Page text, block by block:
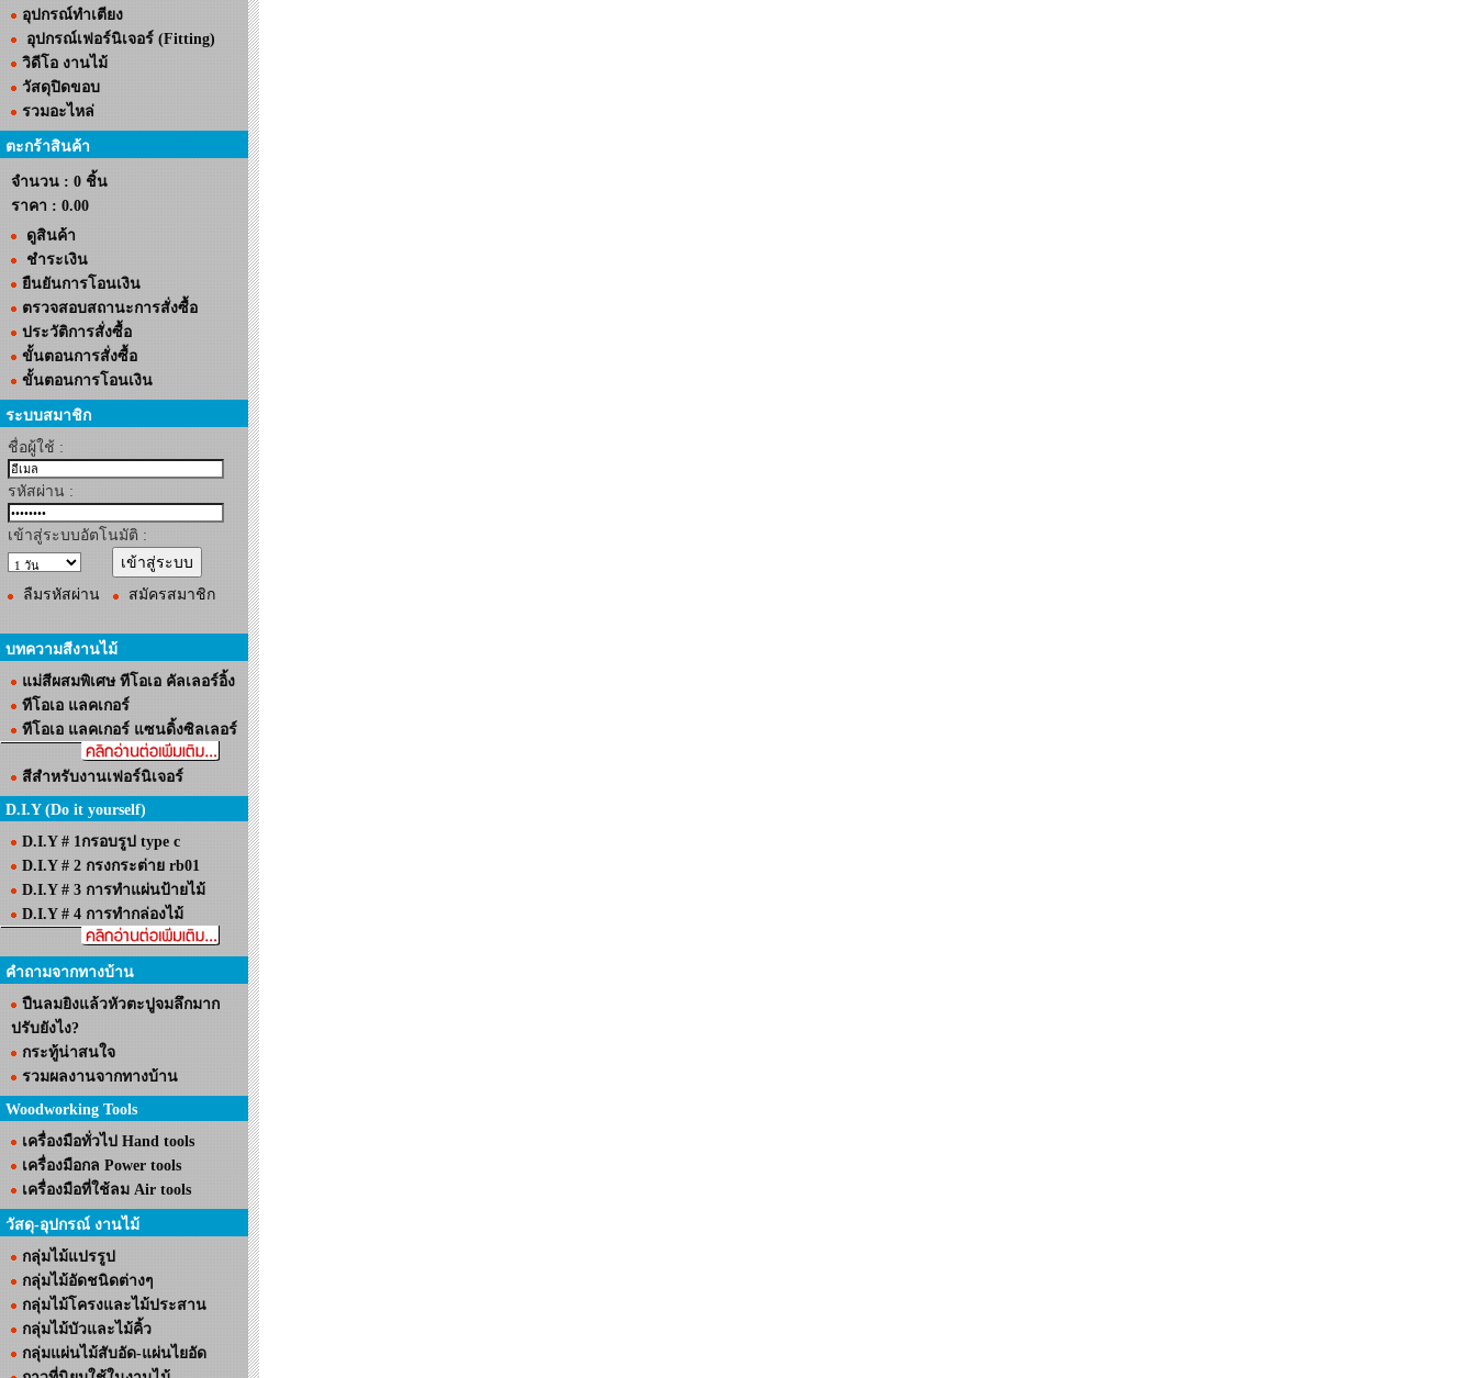
อุปกรณ์ทำเตียง
อุปกรณ์เฟอร์นิเจอร์ (Fitting)
วิดีโอ งานไม้
วัสดุปิดขอบ
รวมอะไหล่
ตะกร้าสินค้า
จำนวน : 0 ชิ้น
ราคา : 0.00
ดูสินค้า
ชำระเงิน
ยืนยันการโอนเงิน
ตรวจสอบสถานะการสั่งซื้อ
ประวัติการสั่งซื้อ
ขั้นตอนการสั่งซื้อ
ขั้นตอนการโอนเงิน
ระบบสมาชิก
ชื่อผู้ใช้ :
รหัสผ่าน :
เข้าสู่ระบบอัตโนมัติ :
ลืมรหัสผ่าน สมัครสมาชิก
บทความสีงานไม้
แม่สีผสมพิเศษ ทีโอเอ คัลเลอร์อิ้ง
ทีโอเอ แลคเกอร์
ทีโอเอ แลคเกอร์ แซนดิ้งซิลเลอร์
สีสำหรับงานเฟอร์นิเจอร์
D.I.Y (Do it yourself)
D.I.Y # 1กรอบรูป type c
D.I.Y # 2 กรงกระต่าย rb01
D.I.Y # 3 การทำแผ่นป้ายไม้
D.I.Y # 4 การทำกล่องไม้
คำถามจากทางบ้าน
ปืนลมยิงแล้วหัวตะปูจมลึกมาก
ปรับยังไง?
กระทู้น่าสนใจ
รวมผลงานจากทางบ้าน
Woodworking Tools
เครื่องมือทั่วไป Hand tools
เครื่องมือกล Power tools
เครื่องมือที่ใช้ลม Air tools
วัสดุ-อุปกรณ์ งานไม้
กลุ่มไม้แปรรูป
กลุ่มไม้อัดชนิดต่างๆ
กลุ่มไม้โครงและไม้ประสาน
กลุ่มไม้บัวและไม้คิ้ว
กลุ่มแผ่นไม้สับอัด-แผ่นไยอัด